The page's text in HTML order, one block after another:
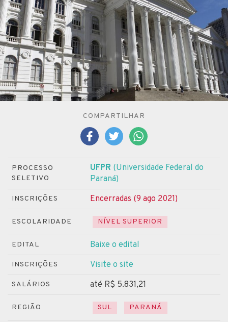
COMPARTILHAR
PROCESSO
SELETIVO
UFPR (Universidade Federal do
Paraná)
INSCRIÇÕES Encerradas (9 ago 2021)
ESCOLARIDADE NÍVEL SUPERIOR
EDITAL Baixe o edital
INSCRIÇÕES Visite o site
SALÁRIOS até R$ 5.831,21
REGIÃO SUL PARANÁ